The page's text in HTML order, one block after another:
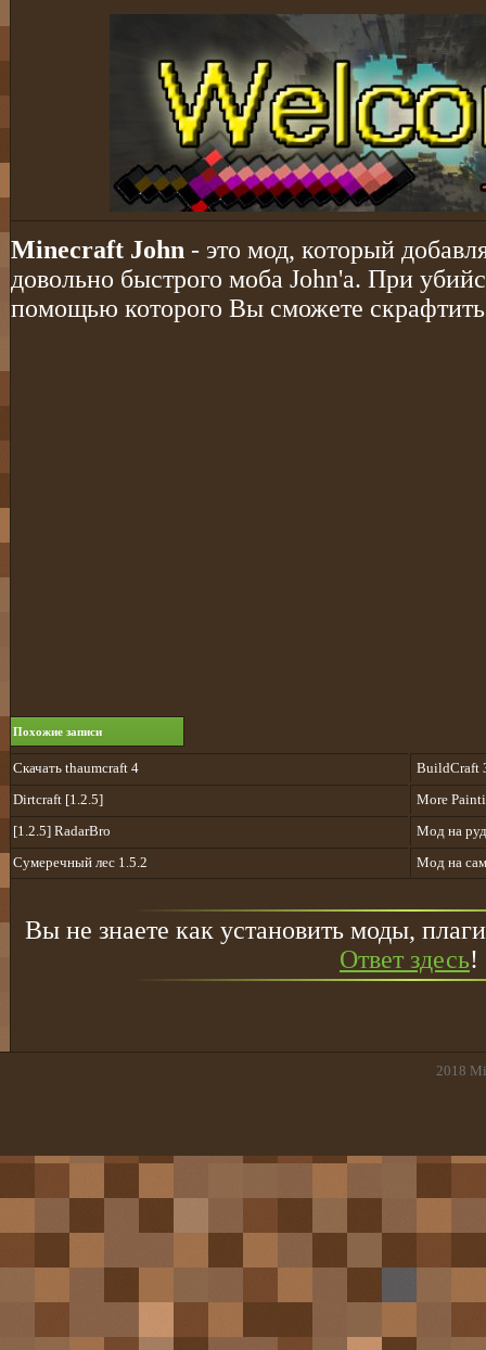
Minecraft John - это мод, который
довольно быстрого моба John'a. При
помощью которого Вы сможете
Похожие записи
Скачать thaumcraft 4
BuildCraft
Dirtcraft [1.2.5]
More
[1.2.5] RadarBro
Мод на
Сумеречный лес 1.5.2
Мод на
Вы не знаете как установить моды,
Ответ здесь!
2018